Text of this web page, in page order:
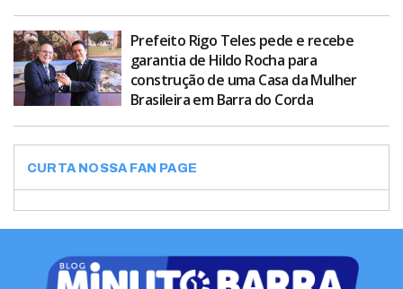
Prefeito Rigo Teles pede e recebe
garantia de Hildo Rocha para
construção de uma Casa da Mulher
Brasileira em Barra do Corda
CURTA NOSSA FAN PAGE